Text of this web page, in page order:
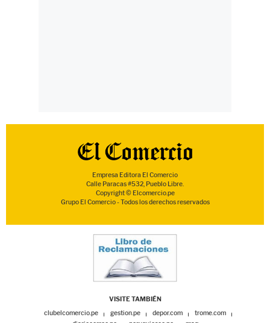
Empresa Editora El Comercio
Calle Paracas #532, Pueblo Libre.
Copyright © Elcomercio.pe
Grupo El Comercio - Todos los derechos reservados
VISITE TAMBIÉN
clubelcomercio.pe
gestion.pe depor.com
trome.com